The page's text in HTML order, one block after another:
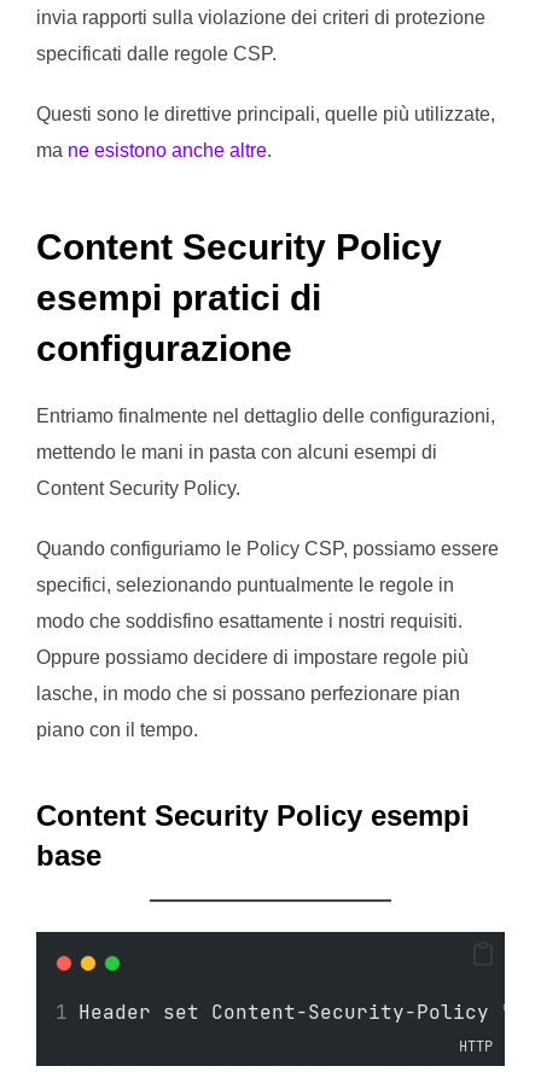
invia rapporti sulla violazione dei criteri di protezione
specificati dalle regole CSP.
Questi sono le direttive principali, quelle più utilizzate,
ma ne esistono anche altre.
Content Security Policy
esempi pratici di
configurazione
Entriamo finalmente nel dettaglio delle configurazioni,
mettendo le mani in pasta con alcuni esempi di
Content Security Policy.
Quando configuriamo le Policy CSP, possiamo essere
specifici, selezionando puntualmente le regole in
modo che soddisfino esattamente i nostri requisiti.
Oppure possiamo decidere di impostare regole più
lasche, in modo che si possano perfezionare pian
piano con il tempo.
Content Security Policy esempi
base
Header set Content-Security-
HTTP